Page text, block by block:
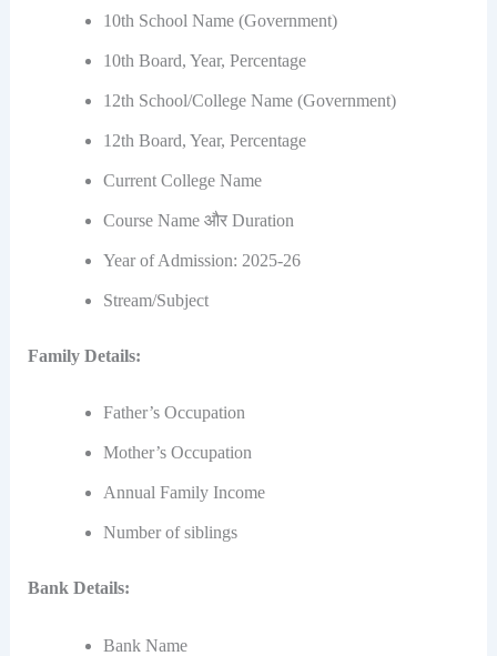
10th School Name (Government)
10th Board, Year, Percentage
12th School/College Name (Government)
12th Board, Year, Percentage
Current College Name
Course Name और Duration
Year of Admission: 2025-26
Stream/Subject
Family Details:
Father’s Occupation
Mother’s Occupation
Annual Family Income
Number of siblings
Bank Details:
Bank Name